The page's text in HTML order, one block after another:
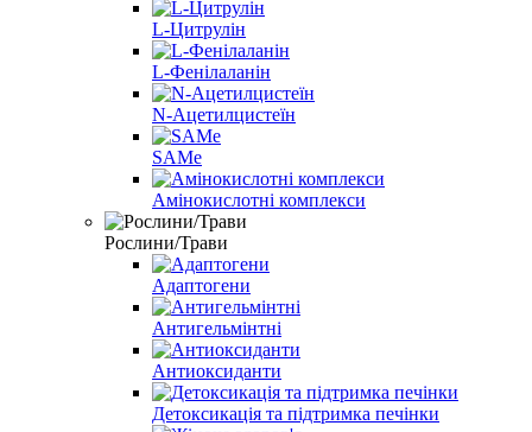
L-Цитрулін
L-Фенілаланін
N-Ацетилцистеїн
SAMe
Амінокислотні комплекси
Рослини/Трави
Адаптогени
Антигельмінтні
Антиоксиданти
Детоксикація та підтримка печінки